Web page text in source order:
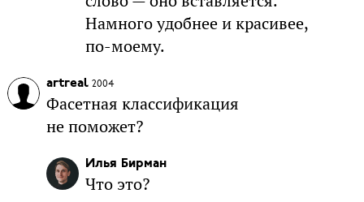
Намного удобнее и красивее,
по-моему.
artreal 2004
Фасетная классификация
не поможет?
Илья Бирман
Что это?